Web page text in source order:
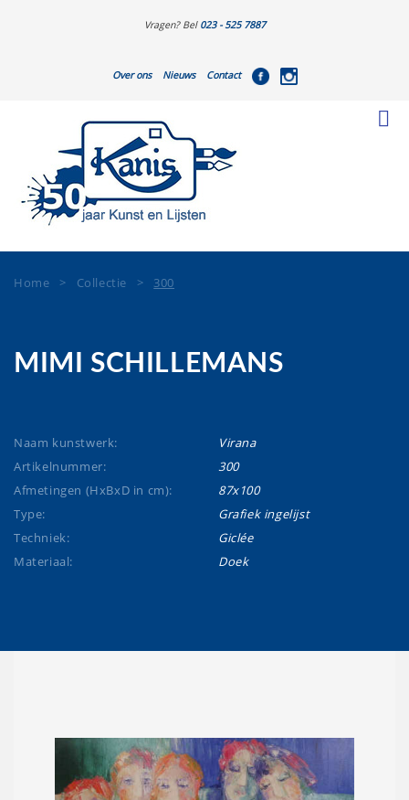
Vragen? Bel 023 - 525 7887
Over ons Nieuws Contact
Home > Collectie > 300
MIMI SCHILLEMANS
Naam kunstwerk:
Virana
Artikelnummer:
300
Afmetingen (HxBxD in cm):
87x100
Type:
Grafiek ingelijst
Techniek:
Giclée
Materiaal:
Doek